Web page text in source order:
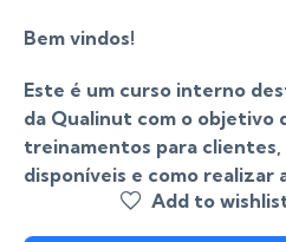
Bem vindos!
Este é um curso interno
da Qualinut com o objetivo
treinamentos para clientes,
disponíveis e como realizar
Add to